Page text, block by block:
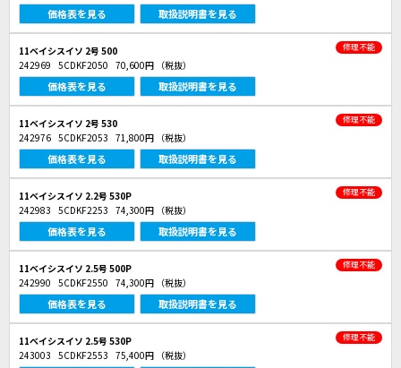
価格表を見る 取扱説明書を見る
11ベイシスイソ 2号 500 修理不能
242969 5CDKF2050 70,600円 （税抜）
価格表を見る 取扱説明書を見る
11ベイシスイソ 2号 530 修理不能
242976 5CDKF2053 71,800円 （税抜）
価格表を見る 取扱説明書を見る
11ベイシスイソ 2.2号 530P 修理不能
242983 5CDKF2253 74,300円 （税抜）
価格表を見る 取扱説明書を見る
11ベイシスイソ 2.5号 500P 修理不能
242990 5CDKF2550 74,300円 （税抜）
価格表を見る 取扱説明書を見る
11ベイシスイソ 2.5号 530P 修理不能
243003 5CDKF2553 75,400円 （税抜）